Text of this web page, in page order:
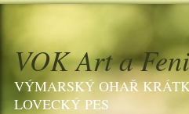
VOK Art a
VÝMARSKÝ OHAŘ
LOVECKÝ PES